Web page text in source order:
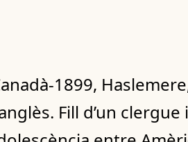
1899,
Fill d’un